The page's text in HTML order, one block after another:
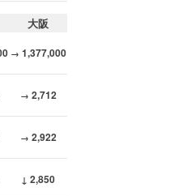
大阪
→ 1,377,000
→ 2,712
→ 2,922
↓ 2,850